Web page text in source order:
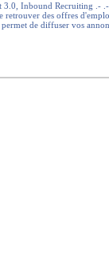
3.0, Inbound Recruiting .-
retrouver des offres
de diffuser vos